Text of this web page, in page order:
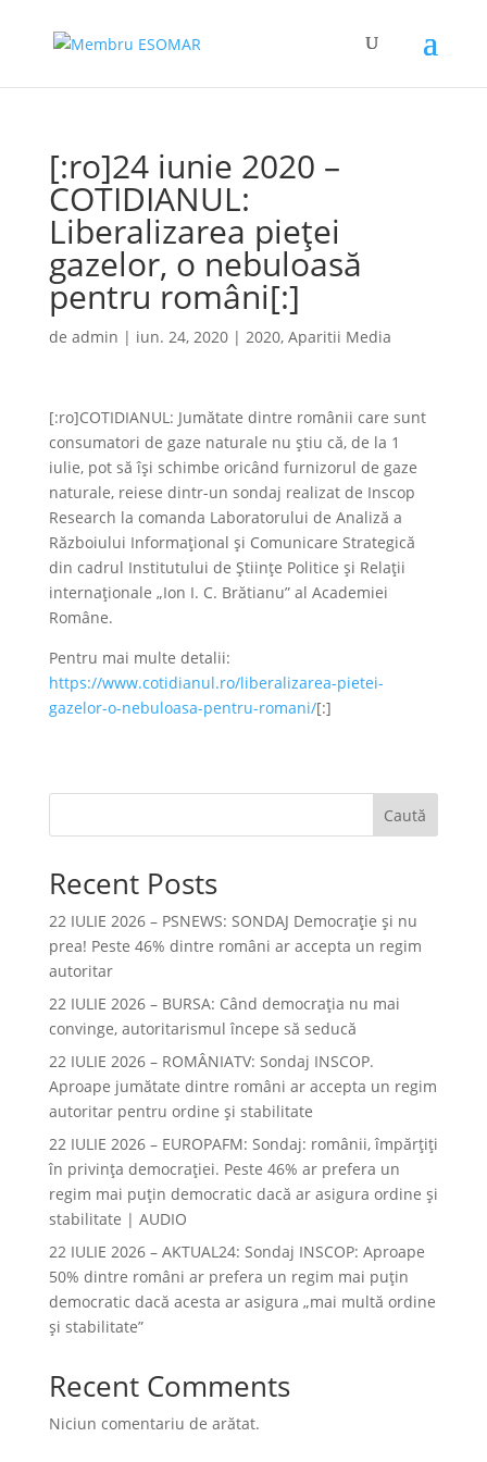
[:ro]24 iunie 2020 –
COTIDIANUL:
Liberalizarea pieței
gazelor, o nebuloasă
pentru români[:]
de admin | iun. 24, 2020| 2020, Aparitii Media
[:ro]COTIDIANUL: Jumătate dintre românii care sunt
consumatori de gaze naturale nu știu că, de la 1
iulie, pot să își schimbe oricând furnizorul de gaze
naturale, reiese dintr-un sondaj realizat de Inscop
Research la comanda Laboratorului de Analiză a
Războiului Informațional și Comunicare Strategică
din cadrul Institutului de Științe Politice și Relații
internaționale „Ion I. C. Brătianu” al Academiei
Române.
Pentru mai multe detalii:
https://www.cotidianul.ro/liberalizarea-pietei-
gazelor-o-nebuloasa-pentru-romani/[:]
Caută
Recent Posts
22 IULIE 2026 – PSNEWS: SONDAJ Democrație și nu
prea! Peste 46% dintre români ar accepta un regim
autoritar
22 IULIE 2026 – BURSA: Când democraţia nu mai
convinge, autoritarismul începe să seducă
22 IULIE 2026 – ROMÂNIATV: Sondaj INSCOP.
Aproape jumătate dintre români ar accepta un regim
autoritar pentru ordine și stabilitate
22 IULIE 2026 – EUROPAFM: Sondaj: românii, împărțiți
în privința democrației. Peste 46% ar prefera un
regim mai puțin democratic dacă ar asigura ordine și
stabilitate | AUDIO
22 IULIE 2026 – AKTUAL24: Sondaj INSCOP: Aproape
50% dintre români ar prefera un regim mai puțin
democratic dacă acesta ar asigura „mai multă ordine
și stabilitate”
Recent Comments
Niciun comentariu de arătat.